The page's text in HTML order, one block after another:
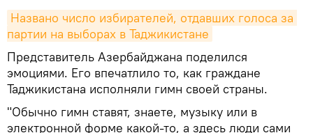
Названо число избирателей, отдавших голоса за
партии на выборах в Таджикистане
Представитель Азербайджана поделился
эмоциями. Его впечатлило то, как граждане
Таджикистана исполняли гимн своей страны.
"Обычно гимн ставят, знаете, музыку или в
электронной форме какой-то, а здесь люди сами